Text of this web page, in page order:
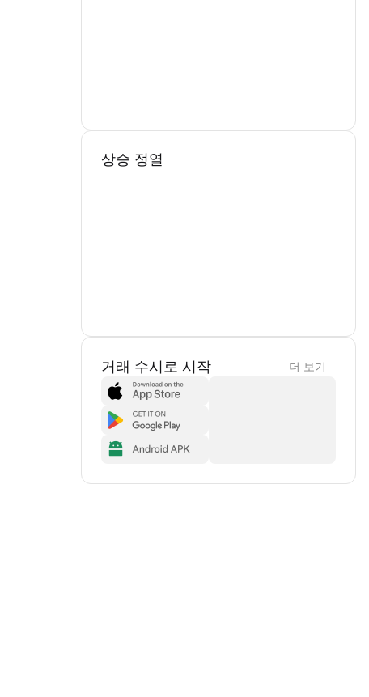
상승 정열
거래 수시로 시작 더 보기